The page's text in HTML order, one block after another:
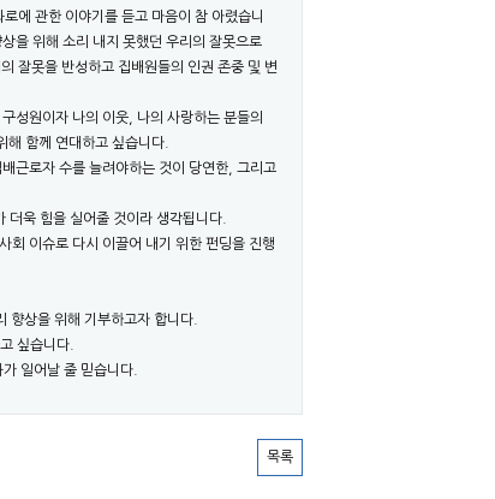
에 관한 이야기를 듣고 마음이 참 아렸습니
을 위해 소리 내지 못했던 우리의 잘못으로
잘못을 반성하고 집배원들의 인권 존중 및 변
성원이자 나의 이웃, 나의 사랑하는 분들의
함께 연대하고 싶습니다.
근로자 수를 늘려야하는 것이 당연한, 그리고
욱 힘을 실어줄 것이라 생각됩니다.
회 이슈로 다시 이끌어 내기 위한 펀딩을 진행
향상을 위해 기부하고자 합니다.
싶습니다.
일어날 줄 믿습니다.
목록